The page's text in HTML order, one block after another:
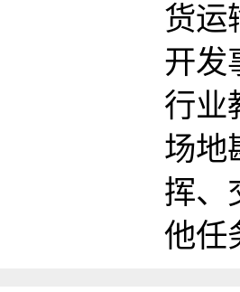
货运
开发
行业
场地
挥、
他任